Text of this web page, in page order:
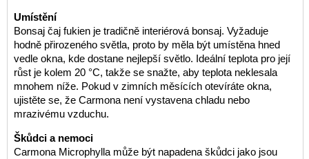
Umístění
Bonsaj čaj fukien je tradičně interiérová bonsaj. Vyžaduje
hodně přirozeného světla, proto by měla být umístěna hned
vedle okna, kde dostane nejlepší světlo. Ideální teplota pro její
růst je kolem 20 °C, takže se snažte, aby teplota neklesala
mnohem níže. Pokud v zimních měsících otevíráte okna,
ujistěte se, že Carmona není vystavena chladu nebo
mrazivému vzduchu.
Škůdci a nemoci
Carmona Microphylla může být napadena škůdci jako jsou